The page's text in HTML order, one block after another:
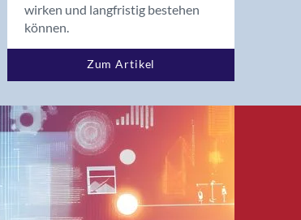
wirken und langfristig bestehen
können.
Zum Artikel